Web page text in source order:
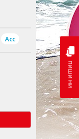
пиши ни
Acc